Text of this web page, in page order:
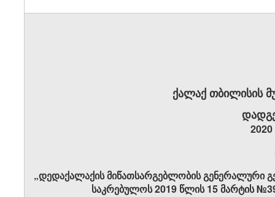
ქალაქ თბილისის
„დედაქალაქის მიწათსარგებლობის გენერალური
საკრებულოს 2019 წლის 15 მარტის